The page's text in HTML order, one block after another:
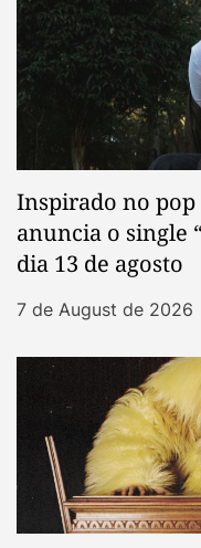
Inspirado no pop
anuncia o single
dia 13 de agosto
7 de August de 2026